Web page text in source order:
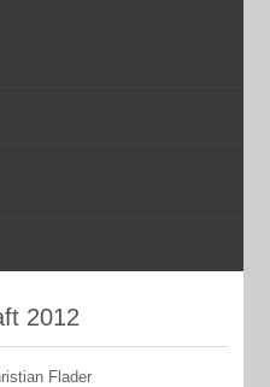
2012
Flader